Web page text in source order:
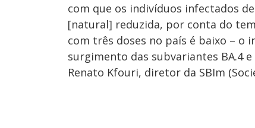
com que os indivíduos infectados
[natural] reduzida, por conta do
com três doses no país é baixo – o
surgimento das subvariantes BA.4
Renato Kfouri, diretor da SBIm